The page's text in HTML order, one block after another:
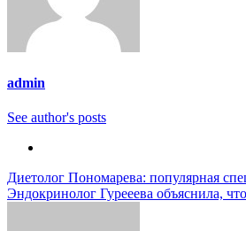
admin
See author's posts
Навигация
по
Диетолог Пономарева: популярная
Эндокринолог Гурееева объяснила,